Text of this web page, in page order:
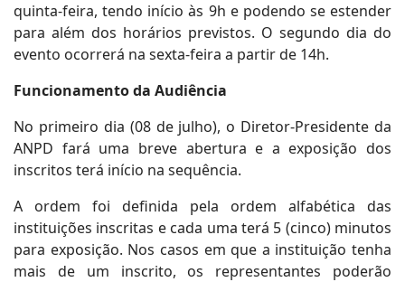
quinta-feira, tendo início às 9h e podendo se estender
para além dos horários previstos. O segundo dia do
evento ocorrerá na sexta-feira a partir de 14h.
Funcionamento da Audiência
No primeiro dia (08 de julho), o Diretor-Presidente da
ANPD fará uma breve abertura e a exposição dos
inscritos terá início na sequência.
A ordem foi definida pela ordem alfabética das
instituições inscritas e cada uma terá 5 (cinco) minutos
para exposição. Nos casos em que a instituição tenha
mais de um inscrito, os representantes poderão